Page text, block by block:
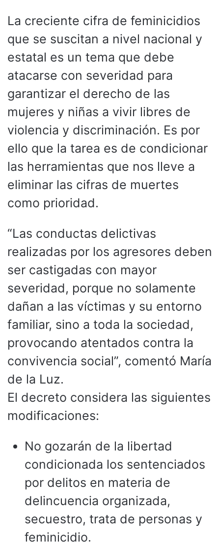
La creciente cifra de feminicidios
que se suscitan a nivel nacional y
estatal es un tema que debe
atacarse con severidad para
garantizar el derecho de las
mujeres y niñas a vivir libres de
violencia y discriminación. Es por
ello que la tarea es de condicionar
las herramientas que nos lleve a
eliminar las cifras de muertes
como prioridad.
“Las conductas delictivas
realizadas por los agresores deben
ser castigadas con mayor
severidad, porque no solamente
dañan a las víctimas y su entorno
familiar, sino a toda la sociedad,
provocando atentados contra la
convivencia social”, comentó María
de la Luz.
El decreto considera las siguientes
modificaciones:
No gozarán de la libertad
condicionada los sentenciados
por delitos en materia de
delincuencia organizada,
secuestro, trata de personas y
feminicidio.